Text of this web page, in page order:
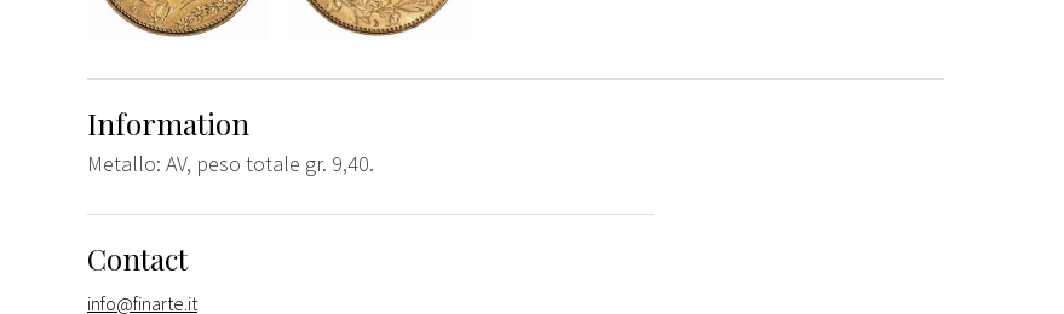
Information
Metallo: AV, peso totale gr. 9,40.
Contact
info@finarte.it